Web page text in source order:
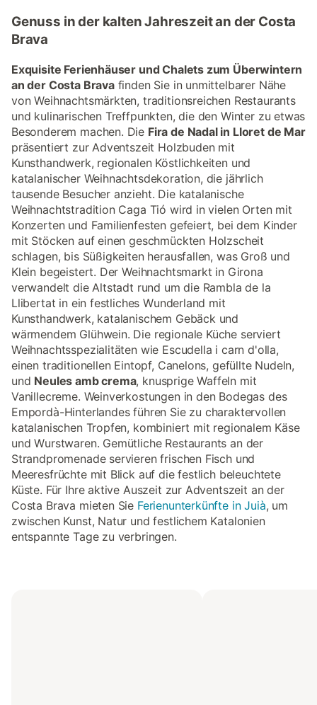
Genuss in der kalten Jahreszeit an der Costa
Brava
Exquisite Ferienhäuser und Chalets zum Überwintern
an der Costa Bravafinden Sie in unmittelbarer Nähe
von Weihnachtsmärkten, traditionsreichen Restaurants
und kulinarischen Treffpunkten, die den Winter zu etwas
Besonderem machen. Die Fira de Nadal in Lloret de Mar
präsentiert zur Adventszeit Holzbuden mit
Kunsthandwerk, regionalen Köstlichkeiten und
katalanischer Weihnachtsdekoration, die jährlich
tausende Besucher anzieht. Die katalanische
Weihnachtstradition Caga Tió wird in vielen Orten mit
Konzerten und Familienfesten gefeiert, bei dem Kinder
mit Stöcken auf einen geschmückten Holzscheit
schlagen, bis Süßigkeiten herausfallen, was Groß und
Klein begeistert. Der Weihnachtsmarkt in Girona
verwandelt die Altstadt rund um die Rambla de la
Llibertat in ein festliches Wunderland mit
Kunsthandwerk, katalanischem Gebäck und
wärmendem Glühwein. Die regionale Küche serviert
Weihnachtsspezialitäten wie Escudella i carn d'olla,
einen traditionellen Eintopf, Canelons, gefüllte Nudeln,
und Neules amb crema, knusprige Waffeln mit
Vanillecreme. Weinverkostungen in den Bodegas des
Empordà-Hinterlandes führen Sie zu charaktervollen
katalanischen Tropfen, kombiniert mit regionalem Käse
und Wurstwaren. Gemütliche Restaurants an der
Strandpromenade servieren frischen Fisch und
Meeresfrüchte mit Blick auf die festlich beleuchtete
Küste. Für Ihre aktive Auszeit zur Adventszeit an der
Costa Brava mieten Sie Ferienunterkünfte in Juià, um
zwischen Kunst, Natur und festlichem Katalonien
entspannte Tage zu verbringen.